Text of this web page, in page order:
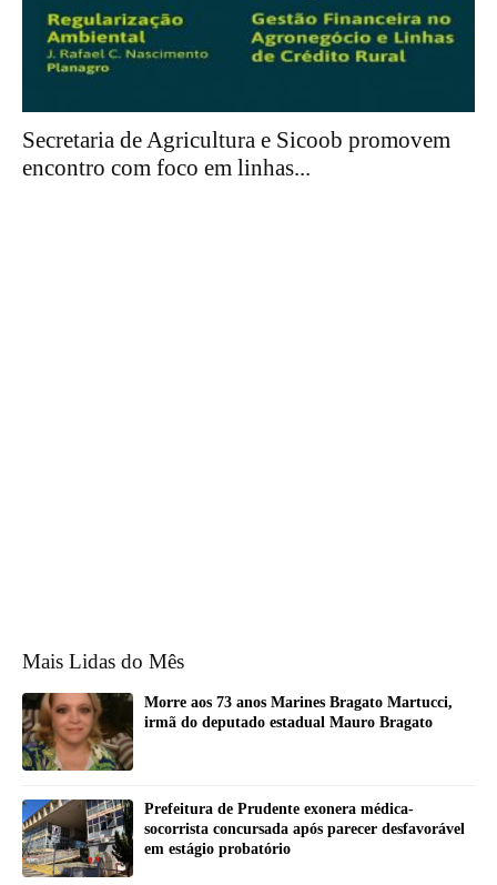
Secretaria de Agricultura e Sicoob promovem
encontro com foco em linhas...
Mais Lidas do Mês
Morre aos 73 anos Marines Bragato Martucci,
irmã do deputado estadual Mauro Bragato
Prefeitura de Prudente exonera médica-
socorrista concursada após parecer desfavorável
em estágio probatório